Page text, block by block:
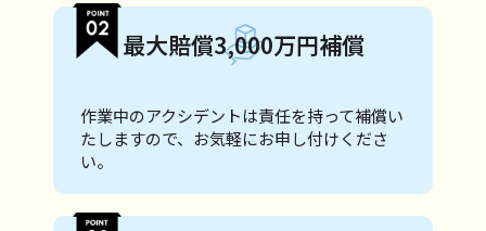
最大賠償3,000万円補償
作業中のアクシデントは責任を持って補償い
たしますので、お気軽にお申し付けくださ
い。